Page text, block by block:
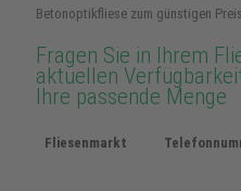
Betonoptikfliese zum günstigen
Fragen Sie in Ihrem
aktuellen
Ihre passende Menge
Fliesenmarkt